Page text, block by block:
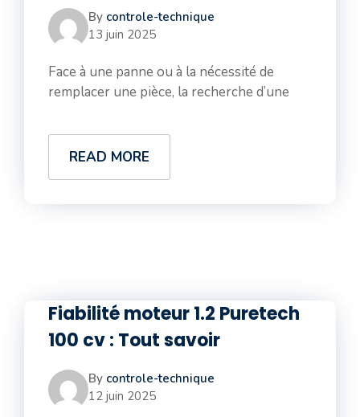
By controle-technique
13 juin 2025
Face à une panne ou à la nécessité de
remplacer une pièce, la recherche d’une
READ MORE
Fiabilité moteur 1.2 Puretech
100 cv : Tout savoir
By controle-technique
12 juin 2025